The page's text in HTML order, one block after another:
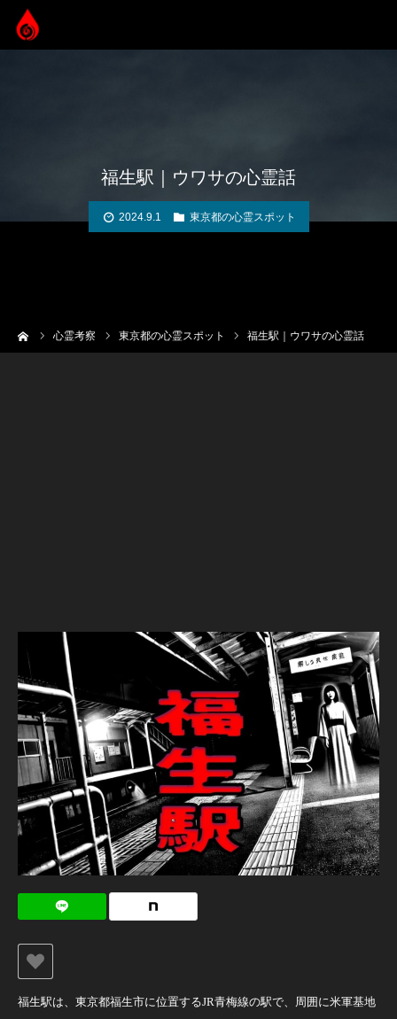
福生駅｜ウワサの心霊話
2024.9.1 東京都の心霊スポット
心霊考察 東京都の心霊スポット 福生駅｜ウワサの心霊話
福生駅は、東京都福生市に位置するJR青梅線の駅で、周囲に米軍基地